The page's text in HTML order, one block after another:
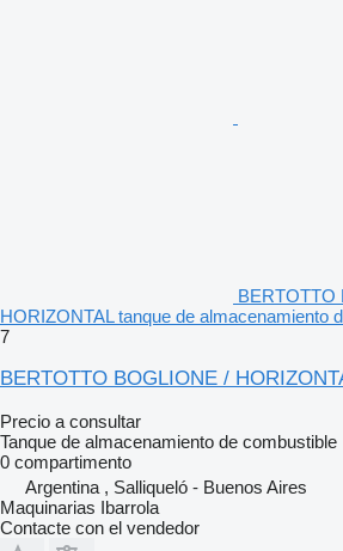
BERTOTTO
HORIZONTAL tanque de almacenamiento
7
BERTOTTO BOGLIONE /
Precio a consultar
Tanque de almacenamiento de combustible
0 compartimento
Argentina , Salliqueló - Buenos Aires
Maquinarias Ibarrola
Contacte con el vendedor